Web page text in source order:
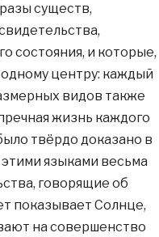
существ,
состояния, и которые,
центру: каждый
видов также
жизнь каждого
твёрдо доказано в
языками весьма
говорящие об
показывает Солнце,
на совершенство